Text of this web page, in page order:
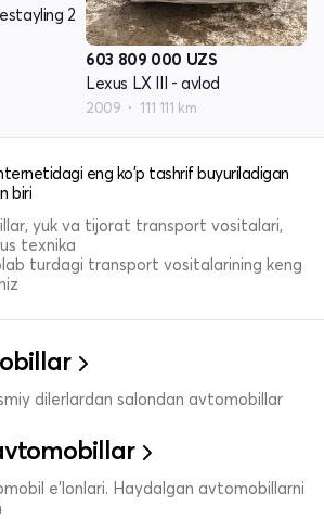
2
603 809 000 UZS
Lexus LX III - avlod
2009 111 111 km
eng ko'p tashrif buyuriladigan
biri
yuk va tijorat transport vositalari,
texnika
turdagi transport vositalarining keng
dilerlardan salondan avtomobillar
e’lonlari. Haydalgan avtomobillarni